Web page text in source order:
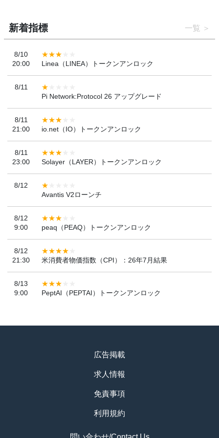
新着指標 一覧
8/10
20:00
Linea（LINEA）トークンアンロック
8/11
Pi Network:Protocol 26 アップグレード
8/11
21:00
io.net（IO）トークンアンロック
8/11
23:00
Solayer（LAYER）トークンアンロック
8/12
Avantis V2ローンチ
8/12
9:00
peaq（PEAQ）トークンアンロック
8/12
21:30
米消費者物価指数（CPI）：26年7月結果
8/13
9:00
PeptAI（PEPTAI）トークンアンロック
広告掲載
求人情報
免責事項
利用規約